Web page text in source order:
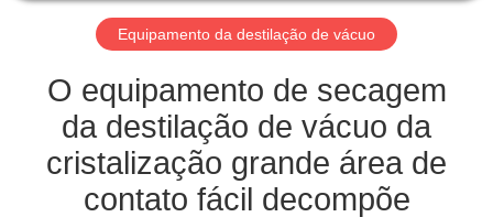
ENTRE
CONTATO
CONOSCO
Equipamento da destilação de vácuo
O equipamento de secagem
da destilação de vácuo da
cristalização grande área de
contato fácil decompõe